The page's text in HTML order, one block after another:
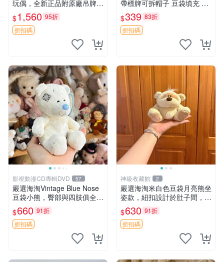
玩偶，全新正品附原廠吊牌與
防塵袋，內藏薰衣草可加熱，
適合各個年齡層，冷暖兩用享
受抱抱樂趣，不容錯過嚴選好
$1,560 95折
折扣碼
帶標牌可拆帽子 豆袋填充 附
實拍 微瑕處理 十足可愛 單只
15.9元 松鼠變裝 棉質豆袋 玩
具熊
$339 83折
折扣碼
影視動漫CD專輯DVD 57
嚴選海淘Vintage Blue Nose
豆袋小熊，臀部與四肢俱全，
坐高11公分，附原盒與吊牌
收藏。藍鼻子小熊，值得擁有
玩具 憶熊
$660 91折
折扣碼
神級收藏館 2
嚴選海淘米白色豆袋月亮熊坐
姿款，紐扣設計於肚子間，觸
感柔軟，實用推薦。主頁60
包 月亮熊 豆袋 細節
$630 91折
折扣碼